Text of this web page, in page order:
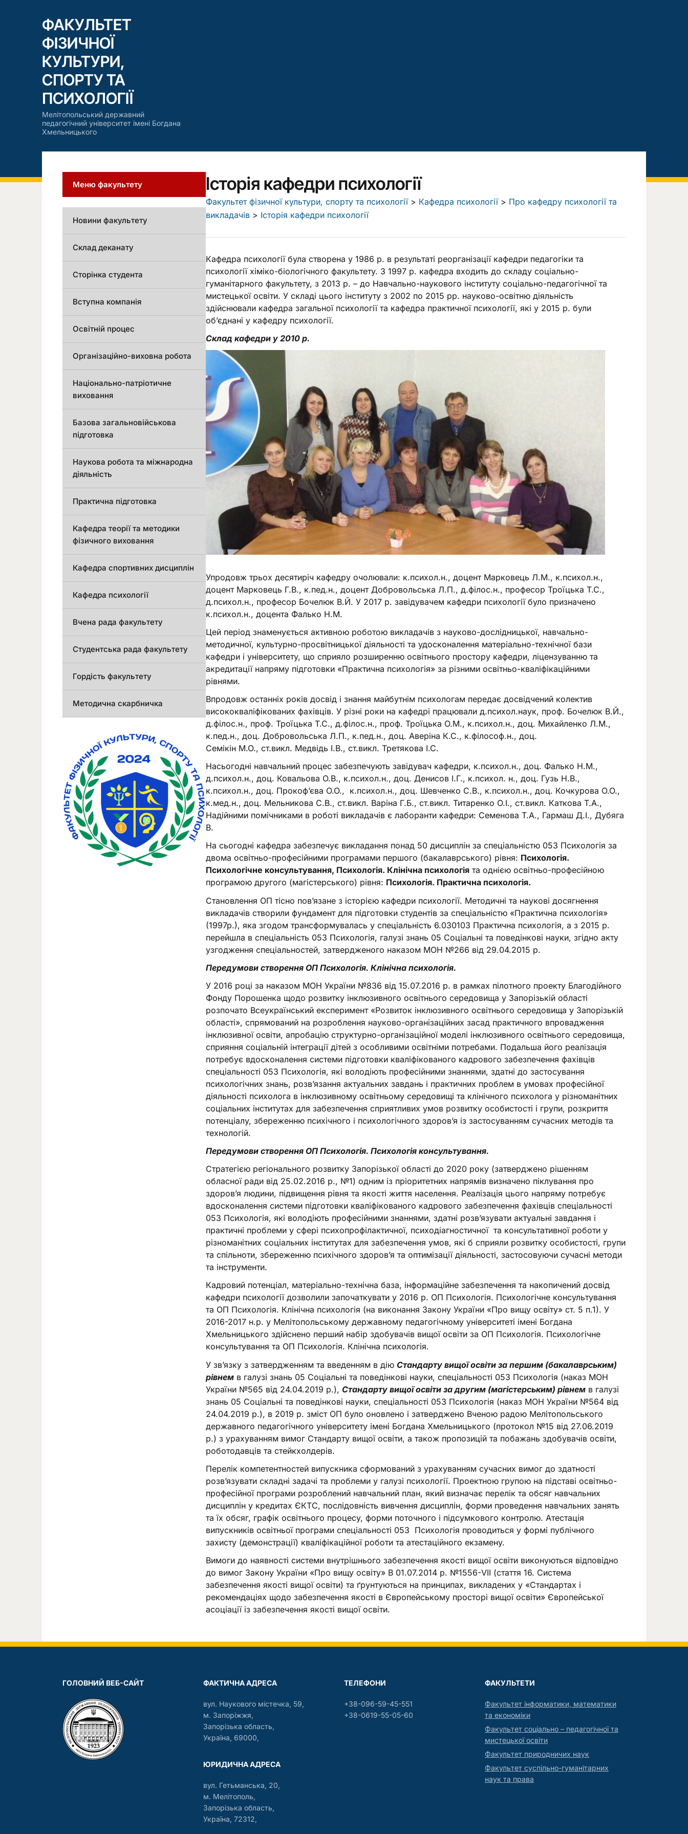
ФАКУЛЬТЕТ
ФІЗИЧНОЇ
КУЛЬТУРИ,
СПОРТУ ТА
ПСИХОЛОГІЇ
Мелітопольський державний
педагогічний університет імені Богдана
Хмельницького
Історія кафедри психології
Факультет фізичної культури, спорту та психології> Кафедра психології> Про кафедру психології та
викладачів > Історія кафедри психології
Кафедра психології була створена у 1986 р. в результаті реорганізації кафедри педагогіки та
психології хіміко-біологічного факультету. З 1997 р. кафедра входить до складу соціально-
гуманітарного факультету, з 2013 р. – до Навчально-наукового інституту соціально-педагогічної та
мистецької освіти. У складі цього інституту з 2002 по 2015 рр. науково-освітню діяльність
здійснювали кафедра загальної психології та кафедра практичної психології, які у 2015 р. були
об’єднані у кафедру психології.
Склад кафедри у 2010 р.
Упродовж трьох десятиріч кафедру очолювали: к.психол.н., доцент Марковець Л.М., к.психол.н.,
доцент Марковець Г.В., к.пед.н., доцент Добровольська Л.П., д.філос.н., професор Троїцька Т.С.,
д.психол.н., професор Бочелюк В.Й. У 2017 р. завідувачем кафедри психології було призначено
к.психол.н., доцента Фалько Н.М.
Цей період знаменується активною роботою викладачів з науково-дослідницької, навчально-
методичної, культурно-просвітницької діяльності та удосконалення матеріально-технічної бази
кафедри і університету, що сприяло розширенню освітнього простору кафедри, ліцензуванню та
акредитації напряму підготовки «Практична психологія» за різними освітньо-кваліфікаційними
рівнями.
Впродовж останніх років досвід і знання майбутнім психологам передає досвідчений колектив
висококваліфікованих фахівців. У різні роки на кафедрі працювали д.психол.наук, проф. Бочелюк В.Й.,
д.філос.н., проф. Троїцька Т.С., д.філос.н., проф. Троїцька О.М., к.психол.н., доц. Михайленко Л.М.,
к.пед.н., доц. Добровольська Л.П., к.пед.н., доц. Аверіна К.С., к.філософ.н., доц.
Семікін М.О., ст.викл. Медвідь І.В., ст.викл. Третякова І.С.
Насьогодні навчальний процес забезпечують завідувач кафедри, к.психол.н., доц. Фалько Н.М.,
д.психол.н., доц. Ковальова О.В., к.психол.н., доц. Денисов І.Г., к.психол. н., доц. Гузь Н.В.,
к.психол.н., доц. Прокоф’єва О.О., к.психол.н., доц. Шевченко С.В., к.психол.н., доц. Кочкурова О.О.,
к.мед.н., доц. Мельникова С.В., ст.викл. Варіна Г.Б., ст.викл. Титаренко О.І., ст.викл. Каткова Т.А.,
Надійними помічниками в роботі викладачів є лаборанти кафедри: Семенова Т.А., Гармаш Д.І., Дубяга
В.
На сьогодні кафедра забезпечує викладання понад 50 дисциплін за спеціальністю 053 Психологія за
двома освітньо-професійними програмами першого (бакалаврського) рівня: Психологія.
Психологічне консультування, Психологія. Клінічна психологія та однією освітньо-професійною
програмою другого (магістерського) рівня: Психологія. Практична психологія.
Становлення ОП тісно пов’язане з історією кафедри психології. Методичні та наукові досягнення
викладачів створили фундамент для підготовки студентів за спеціальністю «Практична психологія»
(1997р.), яка згодом трансформувалась у спеціальність 6.030103 Практична психологія, а з 2015 р.
перейшла в спеціальність 053 Психологія, галузі знань 05 Соціальні та поведінкові науки, згідно акту
узгодження спеціальностей, затвердженого наказом МОН №266 від 29.04.2015 р.
Передумови створення ОП Психологія. Клінічна психологія.
У 2016 році за наказом МОН України №836 від 15.07.2016 р. в рамках пілотного проекту Благодійного
Фонду Порошенка щодо розвитку інклюзивного освітнього середовища у Запорізькій області
розпочато Всеукраїнський експеримент «Розвиток інклюзивного освітнього середовища у Запорізькій
області», спрямований на розроблення науково-організаційних засад практичного впровадження
інклюзивної освіти, апробацію структурно-організаційної моделі інклюзивного освітнього середовища,
сприяння соціальній інтеграції дітей з особливими освітніми потребами. Подальша його реалізація
потребує вдосконалення системи підготовки кваліфікованого кадрового забезпечення фахівців
спеціальності 053 Психологія, які володіють професійними знаннями, здатні до застосування
психологічних знань, розв’язання актуальних завдань і практичних проблем в умовах професійної
діяльності психолога в інклюзивному освітньому середовищі та клінічного психолога у різноманітних
соціальних інститутах для забезпечення сприятливих умов розвитку особистості і групи, розкриття
потенціалу, збереженню психічного і психологічного здоров’я із застосуванням сучасних методів та
технологій.
Передумови створення ОП Психологія. Психологія консультування.
Стратегією регіонального розвитку Запорізької області до 2020 року (затверджено рішенням
обласної ради від 25.02.2016 р., №1) одним із пріоритетних напрямів визначено піклування про
здоров’я людини, підвищення рівня та якості життя населення. Реалізація цього напряму потребує
вдосконалення системи підготовки кваліфікованого кадрового забезпечення фахівців спеціальності
053 Психологія, які володіють професійними знаннями, здатні розв’язувати актуальні завдання і
практичні проблеми у сфері психопрофілактичної, психодіагностичної та консультативної роботи у
різноманітних соціальних інститутах для забезпечення умов, які б сприяли розвитку особистості, групи
та спільноти, збереженню психічного здоров’я та оптимізації діяльності, застосовуючи сучасні методи
та інструменти.
Кадровий потенціал, матеріально-технічна база, інформаційне забезпечення та накопичений досвід
кафедри психології дозволили започаткувати у 2016 р. ОП Психологія. Психологічне консультування
та ОП Психологія. Клінічна психологія (на виконання Закону України «Про вищу освіту» ст. 5 п.1). У
2016-2017 н.р. у Мелітопольському державному педагогічному університеті імені Богдана
Хмельницького здійснено перший набір здобувачів вищої освіти за ОП Психологія. Психологічне
консультування та ОП Психологія. Клінічна психологія.
У зв’язку з затвердженням та введенням в дію Стандарту вищої освіти за першим (бакалаврським)
рівнем в галузі знань 05 Соціальні та поведінкові науки, спеціальності 053 Психологія (наказ МОН
України №565 від 24.04.2019 р.), Стандарту вищої освіти за другим (магістерським) рівнем в галузі
знань 05 Соціальні та поведінкові науки, спеціальності 053 Психологія (наказ МОН України №564 від
24.04.2019 р.), в 2019 р. зміст ОП було оновлено і затверджено Вченою радою Мелітопольського
державного педагогічного університету імені Богдана Хмельницького (протокол №15 від 27.06.2019
р.) з урахуванням вимог Стандарту вищої освіти, а також пропозицій та побажань здобувачів освіти,
роботодавців та стейкхолдерів.
Перелік компетентностей випускника сформований з урахуванням сучасних вимог до здатності
розв’язувати складні задачі та проблеми у галузі психології. Проектною групою на підставі освітньо-
професійної програми розроблений навчальний план, який визначає перелік та обсяг навчальних
дисциплін у кредитах ЄКТС, послідовність вивчення дисциплін, форми проведення навчальних занять
та їх обсяг, графік освітнього процесу, форми поточного і підсумкового контролю. Атестація
випускників освітньої програми спеціальності 053 Психологія проводиться у формі публічного
захисту (демонстрації) кваліфікаційної роботи та атестаційного екзамену.
Вимоги до наявності системи внутрішнього забезпечення якості вищої освіти виконуються відповідно
до вимог Закону України «Про вищу освіту» В 01.07.2014 р. №1556-VII (стаття 16. Система
забезпечення якості вищої освiти) та ґрунтуються на принципах, викладених у «Стандартах і
рекомендаціях щодо забезпечення якості в Європейському просторі вищої освіти» Європейської
асоціації із забезпечення якості вищої освіти.
Меню факультету
Новини факультету
Склад деканату
Сторінка студента
Вступна компанія
Освітній процес
Організаційно-виховна робота
Національно-патріотичне
виховання
Базова загальновійськова
підготовка
Наукова робота та міжнародна
діяльність
Практична підготовка
Кафедра теорії та методики
фізичного виховання
Кафедра спортивних дисциплін
Кафедра психології
Вчена рада факультету
Студентська рада факультету
Гордість факультету
Методична скарбничка
ГОЛОВНИЙ ВЕБ-САЙТ ФАКТИЧНА АДРЕСА
вул. Наукового містечка, 59,
м. Запоріжжя,
Запорізька область,
Україна, 69000,
ЮРИДИЧНА АДРЕСА
вул. Гетьманська, 20,
м. Мелітополь,
Запорізька область,
Україна, 72312,
ТЕЛЕФОНИ
+38-096-59-45-551
+38-0619-55-05-60
ФАКУЛЬТЕТИ
Факультет інформатики, математики
та економіки
Факультет соціально – педагогічної та
мистецької освіти
Факультет природничих наук
Факультет суспільно-гуманітарних
наук та права